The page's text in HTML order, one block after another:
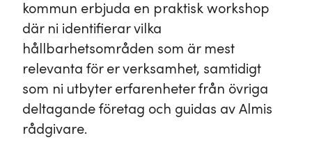
kommun erbjuda en praktisk workshop
där ni identifierar vilka
hållbarhetsområden som är mest
relevanta för er verksamhet, samtidigt
som ni utbyter erfarenheter från övriga
deltagande företag och guidas av Almis
rådgivare.